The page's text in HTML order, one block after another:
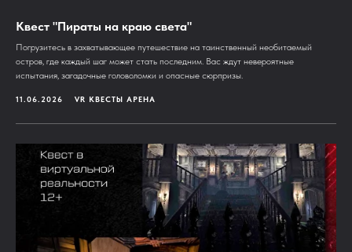
Квест "Пираты на краю света"
Погрузитесь в захватывающее путешествие на таинственный необитаемый
остров, где каждый шаг может стать последним. Вас ждут невероятные
испытания, загадочные головоломки и опасные сюрпризы.
11.06.2026 VR КВЕСТЫ АРЕНА